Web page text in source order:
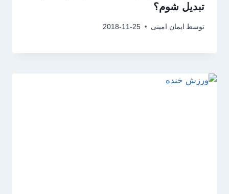
تبدیل شوم؟
توسط ایمان امینی 2018-11-25